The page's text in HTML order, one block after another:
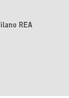
REA